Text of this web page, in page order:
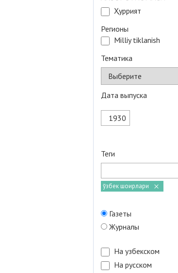
Ҳуррият
Регионы
Milliy tiklanish
Тематика
Дата выпуска
Теги
ўзбек шоирлари
Газеты
Журналы
На узбекском
На русском